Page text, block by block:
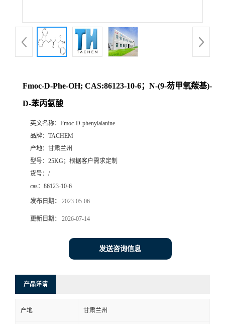
Fmoc-D-Phe-OH; CAS:86123-10-6；N-(9-芴甲氧羰基)-
D-苯丙氨酸
英文名称： Fmoc-D-phenylalanine
品牌： TACHEM
产地： 甘肃兰州
型号： 25KG；根据客户需求定制
货号： /
cas： 86123-10-6
发布日期： 2023-05-06
更新日期： 2026-07-14
发送咨询信息
产品详请
产地 甘肃兰州